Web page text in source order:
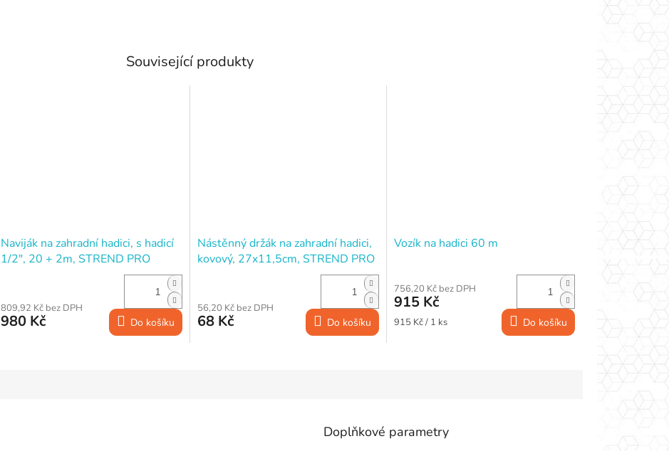
Související produkty
Naviják na zahradní hadici, s hadicí
1/2", 20 + 2m, STREND PRO
809,92 Kč bez DPH
980 Kč Do košíku
Nástěnný držák na zahradní hadici,
kovový, 27x11,5cm, STREND PRO
56,20 Kč bez DPH
68 Kč Do košíku
Vozík na hadici 60 m
756,20 Kč bez DPH
915 Kč
Měrná
915 Kč / 1 ks Do košíku
Doplňkové parametry